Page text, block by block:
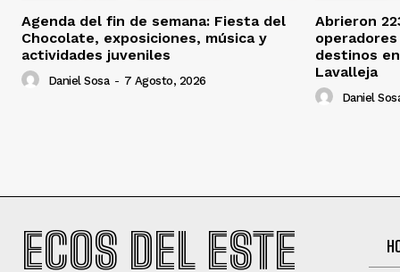
Agenda del fin de semana: Fiesta del
Chocolate, exposiciones, música y
actividades juveniles
Daniel Sosa - 7 Agosto, 2026
Abrieron
destinos
Lavalleja
Daniel
ECOS DEL ESTE